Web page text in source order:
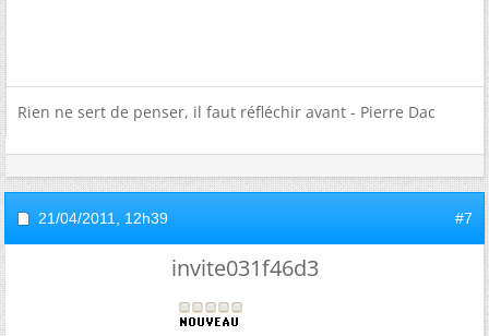
Rien ne sert de penser, il faut réfléchir avant - Pierre Dac
21/04/2011, 12h39 #7
invite031f46d3